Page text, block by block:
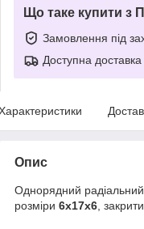
Що таке купити з
Замовлення під
Доступна доставка
Опис
Однорядний
розміри 6x17x6 ,